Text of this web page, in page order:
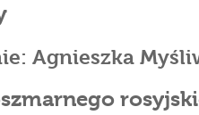
Agnieszka